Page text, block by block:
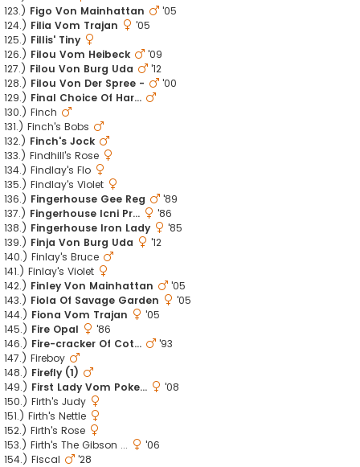
123.) Figo Von Mainhattan
'05
124.) Filia Vom Trajan
'05
125.) Fillis' Tiny
126.) Filou Vom Heibeck
'09
127.) Filou Von Burg Uda
'12
128.) Filou Von Der Spree -
'00
129.) Final Choice Of Har...
130.) Finch
131.) Finch's Bobs
132.) Finch's Jock
133.) Findhill's Rose
134.) Findlay's Flo
135.) Findlay's Violet
136.) Fingerhouse Gee Reg
'89
137.) Fingerhouse Icni Pr...
'86
138.) Fingerhouse Iron Lady
'85
139.) Finja Von Burg Uda
'12
140.) Finlay's Bruce
141.) Finlay's Violet
142.) Finley Von Mainhattan
'05
143.) Fiola Of Savage Garden
'05
144.) Fiona Vom Trajan
'05
145.) Fire Opal
'86
146.) Fire-cracker Of Cot...
'93
147.) Fireboy
148.) Firefly (1)
149.) First Lady Vom Poke...
'08
150.) Firth's Judy
151.) Firth's Nettle
152.) Firth's Rose
153.) Firth's The Gibson ...
'06
154.) Fiscal
'28